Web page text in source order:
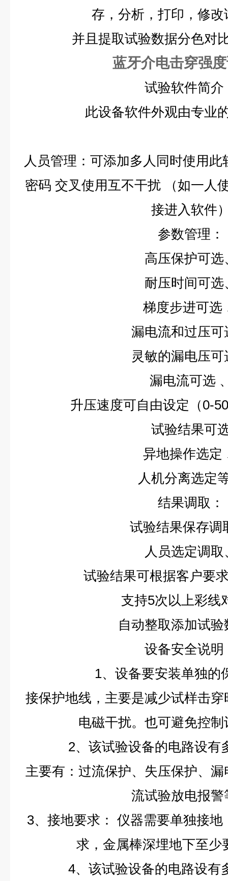
存，分析，打印，修
并且提取试验数据分色对
蓝牙介电击穿强
试验软件简介
此设备软件外观由专业
人员管理：可添加多人同时使用此
密码 交叉使用互不干扰
（如一人
接进入软件
参数管理：
高压保护可选
耐压时间可选
梯度步进可选
漏电流和过压可
灵敏的漏电压可
漏电流可选
升压速度可自由设定（0-
试验结果可
异地操作选定
人机分离选定
结果调取：
试验结果保存调
人员选定调取
试验结果可根据客户要
支持5次以上彩线
自动整取添加试验
设备安全说明
1、设备要安装单独的
接保护地线，主要是减少试样击
电磁干扰。也可避免控
2、该试验设备的电路设有
主要有：过流保护、失压保护、
流试验放电报警
3、接地要求： 仪器需要单独接地
求，金属棒深埋地下至少
4、该试验设备的电路设有